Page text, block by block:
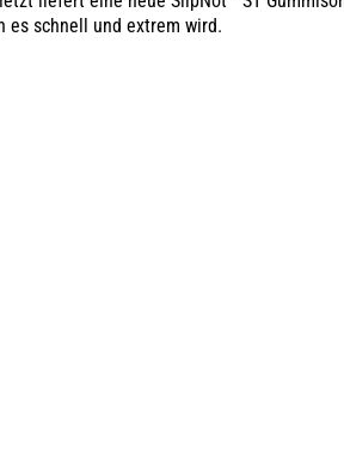
es schnell und extrem wird.